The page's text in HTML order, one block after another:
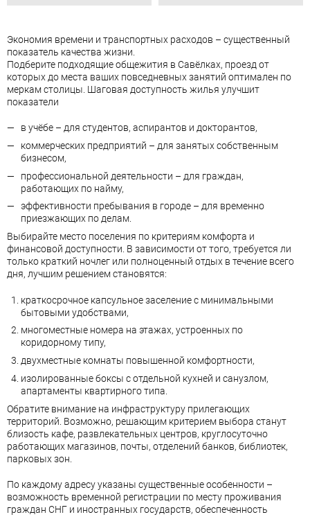
Экономия времени и транспортных расходов – существенный
показатель качества жизни.
Подберите подходящие общежития в Савёлках, проезд от
которых до места ваших повседневных занятий оптимален по
меркам столицы. Шаговая доступность жилья улучшит
показатели
в учёбе – для студентов, аспирантов и докторантов,
коммерческих предприятий – для занятых собственным
бизнесом,
профессиональной деятельности – для граждан,
работающих по найму,
эффективности пребывания в городе – для временно
приезжающих по делам.
Выбирайте место поселения по критериям комфорта и
финансовой доступности. В зависимости от того, требуется ли
только краткий ночлег или полноценный отдых в течение всего
дня, лучшим решением становятся:
краткосрочное капсульное заселение с минимальными
бытовыми удобствами,
многоместные номера на этажах, устроенных по
коридорному типу,
двухместные комнаты повышенной комфортности,
изолированные боксы с отдельной кухней и санузлом,
апартаменты квартирного типа.
Обратите внимание на инфраструктуру прилегающих
территорий. Возможно, решающим критерием выбора станут
близость кафе, развлекательных центров, круглосуточно
работающих магазинов, почты, отделений банков, библиотек,
парковых зон.
По каждому адресу указаны существенные особенности –
возможность временной регистрации по месту проживания
граждан СНГ и иностранных государств, обеспеченность